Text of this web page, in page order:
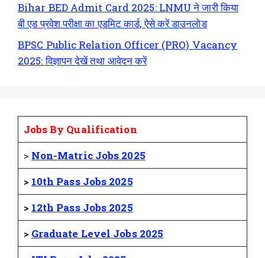
Bihar BED Admit Card 2025: LNMU ने जारी किया
बी एड प्रवेश परीक्षा का एडमिट कार्ड, ऐसे करें डाउनलोड
BPSC Public Relation Officer (PRO) Vacancy
2025: विज्ञापन देखें तथा आवेदन करें
Jobs By Qualification
> Non-Matric Jobs 2025
> 10th Pass Jobs 2025
> 12th Pass Jobs 2025
> Graduate Level Jobs 2025